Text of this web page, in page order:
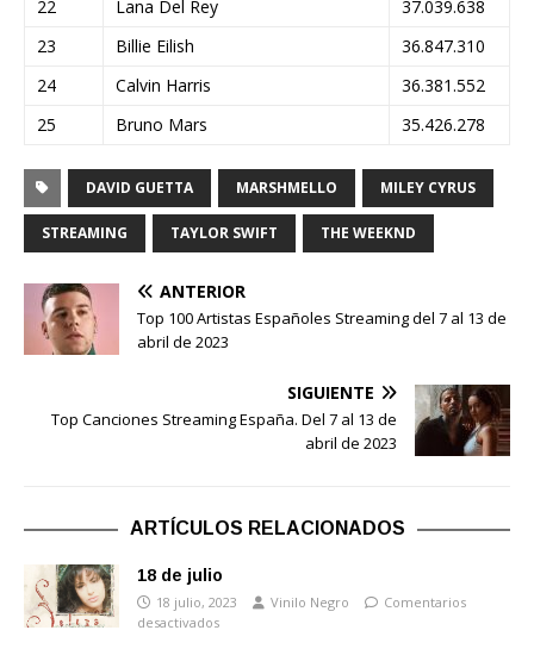
22 Lana Del Rey
37.039.638
23
Billie Eilish
36.847.310
24
Calvin Harris
36.381.552
25
Bruno Mars 35.426.278
DAVID GUETTA MARSHMELLO MILEY CYRUS
STREAMING TAYLOR SWIFT THE WEEKND
ANTERIOR
Top 100 Artistas Españoles Streaming del 7 al 13 de
abril de 2023
SIGUIENTE
Top Canciones Streaming España. Del 7 al 13 de
abril de 2023
ARTÍCULOS RELACIONADOS
18 de julio
18 julio, 2023 Vinilo Negro
Comentarios
desactivados